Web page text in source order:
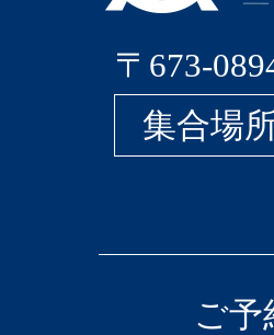
〒673-
集合場
ご